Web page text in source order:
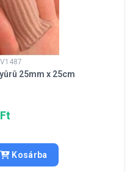
25mm x 25cm
Kosárba